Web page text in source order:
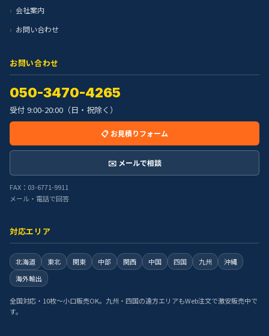
会社案内
お問い合わせ
お問い合わせ
050-3470-4265
受付 9:00-20:00（日・祝除く）
📋 お見積りフォーム
✉️ メールで相談
FAX：03-6771-9911
メール・電話で回答
対応エリア
北海道 東北 関東 中部 関西 中国 四国 九州
沖縄
海外輸出
全国対応・10枚〜小口販売OK。九州・四国の遠方エリアもWeb注文で激安販売中で
す。